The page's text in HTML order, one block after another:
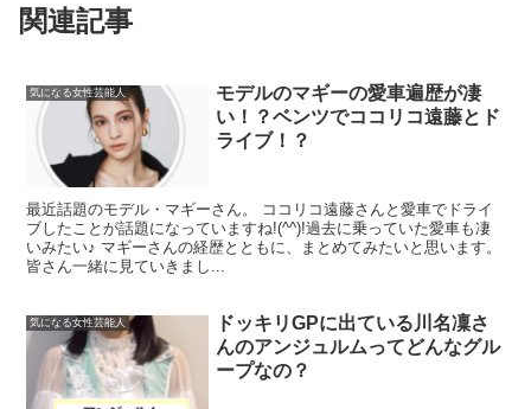
関連記事
気になる女性芸能人
モデルのマギーの愛車遍歴が凄
い！？ベンツでココリコ遠藤とド
ライブ！？
最近話題のモデル・マギーさん。 ココリコ遠藤さんと愛車でドライ
ブしたことが話題になっていますね!(^^)!過去に乗っていた愛車も凄
いみたい♪ マギーさんの経歴とともに、まとめてみたいと思います。
皆さん一緒に見ていきまし...
気になる女性芸能人
ドッキリGPに出ている川名凜さ
んのアンジュルムってどんなグル
ープなの？